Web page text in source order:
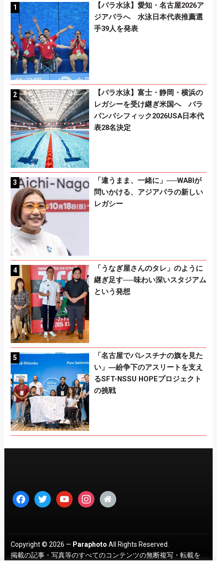
【パラ水泳】愛知・名古屋2026ア
ジアパラへ 水泳日本代表推薦選
手39人を発表
【パラ水泳】富士・静岡・横浜の
レガシーを受け継ぎ米国へ パラ
パンパシフィック2026USA日本代
表28名決定
「違うまま、一緒に」──WABIが
問いかける、アジアパラの新しい
レガシー
「うなぎ屋さんのタレ」のように
継ぎ足す──味わい深いスタジアム
という発想
「名古屋でパレスチナの旗を見た
い」―紛争下のアスリートを支え
るSFT-NSSU HOPEプロジェクト
の挑戦
facebooktwitter youtubeinstagram
home
Copyright © 2026 — Paraphoto All Rights Reserved.
掲載の記事・写真等のすべてのコンテンツの無断複写・転載を